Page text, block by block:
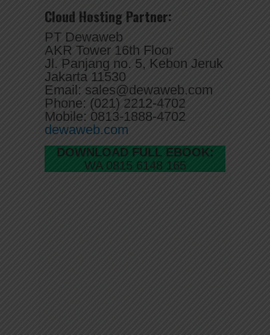
Cloud Hosting Partner:
PT Dewaweb
AKR Tower 16th Floor
Jl. Panjang no. 5, Kebon Jeruk
Jakarta 11530
Email: sales@dewaweb.com
Phone: (021) 2212-4702
Mobile: 0813-1888-4702
dewaweb.com
DOWNLOAD FULL EBOOK:
WA 0815 6148 165